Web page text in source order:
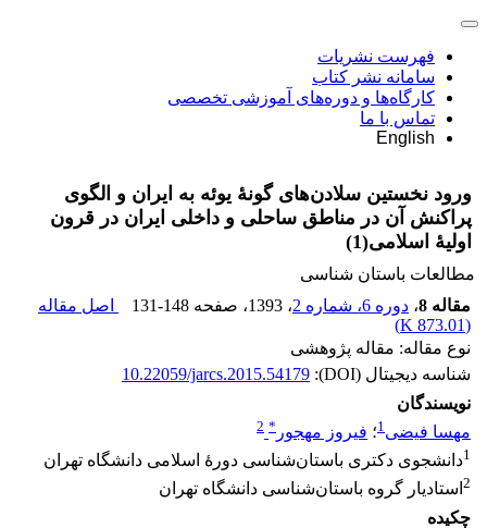
فهرست نشریات
سامانه نشر کتاب
کارگاه‌ها و دوره‌های آموزشی تخصصی
تماس با ما
English
ورود نخستین سلادن‌های گونۀ یوئه به ایران و الگوی
پراکنش آن در مناطق ساحلی و داخلی ایران در قرون
اولیۀ اسلامی‌(1)
مطالعات باستان شناسی
مقاله 8
، دوره 6، شماره 2 ، 1393 ، صفحه 131-148
اصل مقاله
(
873.01 K
)
نوع مقاله: مقاله پژوهشی
شناسه دیجیتال (DOI):
10.22059/jarcs.2015.54179
نویسندگان
مهسا فیضی1؛ فیروز مهجور *
2
1دانشجوی دکتری باستان‌شناسی دورۀ اسلامی دانشگاه تهران
2 استادیار گروه باستان‌شناسی دانشگاه تهران
چکیده